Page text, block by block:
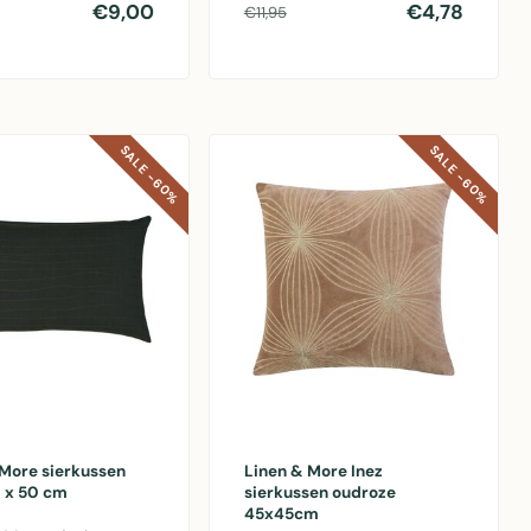
Design, 30x50cm
€9,00
gezellige en stijlvolle
€11,95 €4,78
SALE -60%
sierkussen
50 cm
SALE -60%
Linen & More Inez
sierkussen oudroze
45x45cm